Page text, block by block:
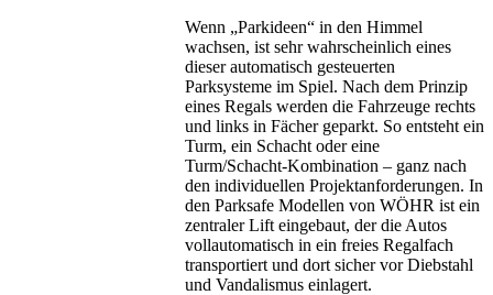
Wenn „Parkideen“ in den Himmel
wachsen, ist sehr wahrscheinlich eines
dieser automatisch gesteuerten
Parksysteme im Spiel. Nach dem Prinzip
eines Regals werden die Fahrzeuge rechts
und links in Fächer geparkt. So entsteht ein
Turm, ein Schacht oder eine
Turm/Schacht-Kombination – ganz nach
den individuellen Projektanforderungen. In
den Parksafe Modellen von WÖHR ist ein
zentraler Lift eingebaut, der die Autos
vollautomatisch in ein freies Regalfach
transportiert und dort sicher vor Diebstahl
und Vandalismus einlagert.